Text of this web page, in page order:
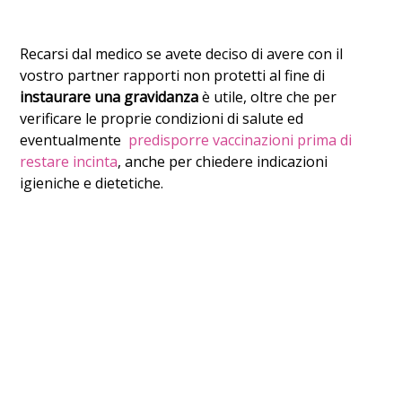
Recarsi dal medico se avete deciso di avere con il
vostro partner rapporti non protetti al fine di
instaurare una gravidanzaè utile, oltre che per
verificare le proprie condizioni di salute ed
eventualmente predisporre vaccinazioni prima di
restare incinta, anche per chiedere indicazioni
igieniche e dietetiche.